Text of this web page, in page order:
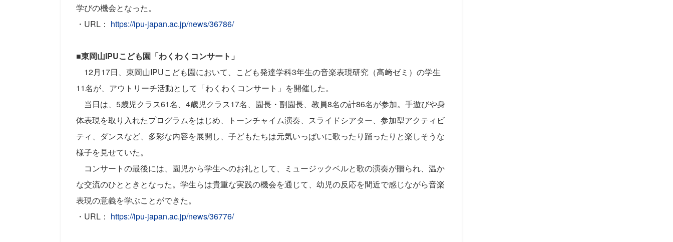
学びの機会となった。
・URL： https://ipu-japan.ac.jp/news/36786/
■東岡山IPUこども園 「わくわくコンサート」
12月17日、東岡山IPUこども園において、こども発達学科3年生の音楽表現研究（髙﨑ゼミ）の学生
11名が、アウトリーチ活動として「わくわくコンサート」を開催した。
当日は、5歳児クラス61名、4歳児クラス17名、園長・副園長、教員8名の計86名が参加。手遊びや身
体表現を取り入れたプログラムをはじめ、トーンチャイム演奏、スライドシアター、参加型アクティビ
ティ、ダンスなど、多彩な内容を展開し、子どもたちは元気いっぱいに歌ったり踊ったりと楽しそうな
様子を見せていた。
コンサートの最後には、園児から学生へのお礼として、ミュージックベルと歌の演奏が贈られ、温か
な交流のひとときとなった。学生らは貴重な実践の機会を通じて、幼児の反応を間近で感じながら音楽
表現の意義を学ぶことができた。
・URL： https://ipu-japan.ac.jp/news/36776/